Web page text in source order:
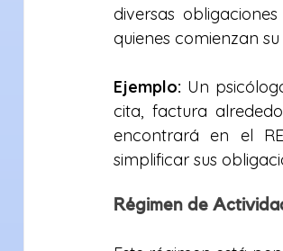
diversas
quienes comienzan
Ejemplo: Un
cita, factura
encontrará en el
simplificar sus
Régimen de